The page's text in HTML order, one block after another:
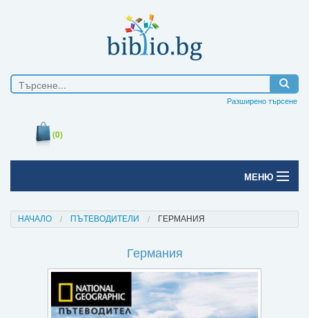
Разширено търсене
(0)
МЕНЮ
Електронни книги
Е-списания
НАЧАЛО ПЪТЕВОДИТЕЛИ ГЕРМАНИЯ
Германия